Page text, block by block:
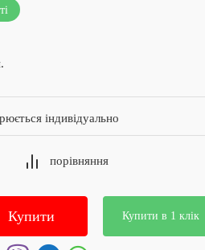
індивідуально
порівняння
Купити Купити в 1 клік